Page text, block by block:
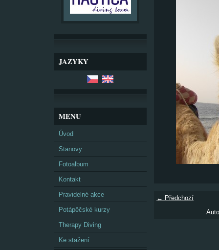
JAZYKY
MENU
Úvod
Stanovy
Fotoalbum
Kontakt
Pravidelné akce
Potápěčské kurzy
Therapy Diving
Ke stažení
← Předchozí